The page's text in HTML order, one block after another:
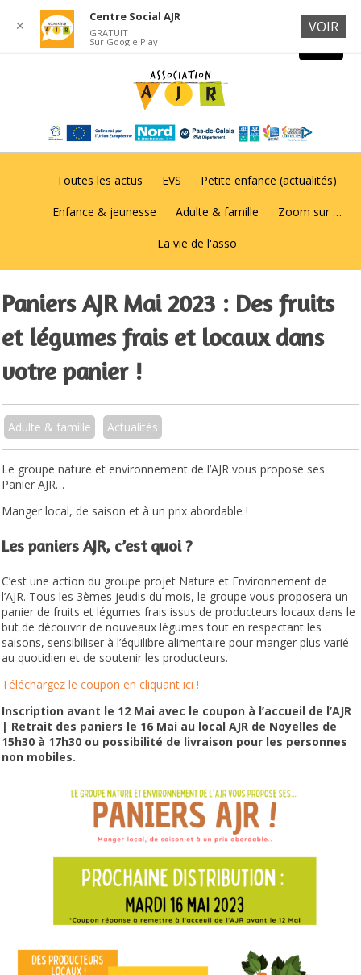
Toutes les actus EVS Petite enfance (actualités)
Enfance & jeunesse Adulte & famille Zoom sur …
La vie de l'asso
Paniers AJR Mai 2023 : Des fruits
et légumes frais et locaux dans
votre panier !
Adulte & famille Actualités
Le groupe nature et environnement de l’AJR vous propose ses
Panier AJR…
Manger local, de saison et à un prix abordable !
Les paniers AJR, c’est quoi ?
C’est une action du groupe projet Nature et Environnement de
l’AJR. Tous les 3èmes jeudis du mois, le groupe vous proposera un
panier de fruits et légumes frais issus de producteurs locaux dans le
but de découvrir de nouveaux légumes tout en respectant les
saisons, sensibiliser à l’équilibre alimentaire pour manger plus varié
au quotidien et de soutenir les producteurs.
Téléchargez le coupon en cliquant ici !
Inscription avant le 12 Mai avec le coupon à l’accueil de l’AJR
| Retrait des paniers le 16 Mai au local AJR de Noyelles de
15h30 à 17h30 ou possibilité de livraison pour les personnes
non mobiles.
✕
Centre Social AJR
GRATUIT
Sur Google Play
VOIR